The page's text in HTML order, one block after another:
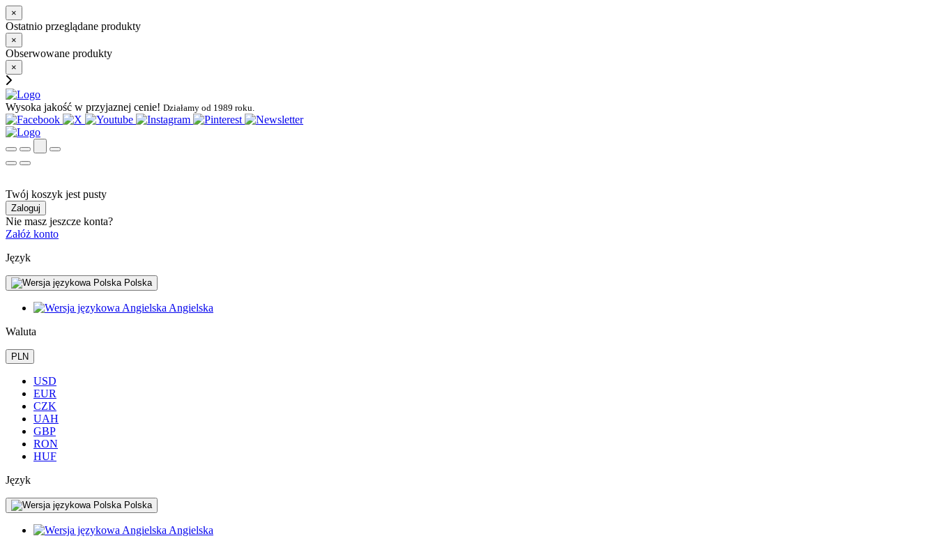
×
Ostatnio przeglądane produkty
×
Obserwowane produkty
×
Wysoka jakość w przyjaznej cenie! Działamy od 1989 roku.
Twój koszyk jest pusty
Zaloguj
Nie masz jeszcze konta?
Załóż konto
Język
Polska
Angielska
Waluta
PLN
USD
EUR
CZK
UAH
GBP
RON
HUF
Język
Polska
Angielska